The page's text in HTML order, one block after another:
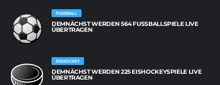
FUSSBALL
DEMNÄCHST WERDEN 564 FUSSBALLSPIELE LIVE Ü
BERTRAGEN
EISHOCKEY
DEMNÄCHST WERDEN 225 EISHOCKEYSPIELE LIVE
ÜBERTRAGEN